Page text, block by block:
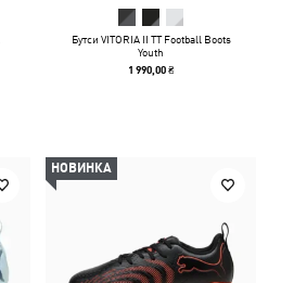
Бутси VITORIA II TT Football Boots
Youth
1 990,00 ₴
НОВИНКА